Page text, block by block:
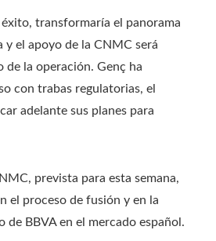
transformaría el panorama
y el apoyo de la CNMC será
de la operación. Genç ha
con trabas regulatorias, el
adelante sus planes para
prevista para esta semana,
el proceso de fusión y en la
de BBVA en el mercado español.